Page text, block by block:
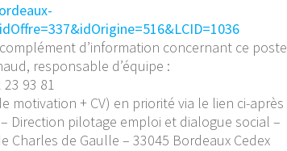
d’information concernant ce poste
responsable d’équipe :
23 93 81
motivation + CV) en priorité via le lien ci-après
Direction pilotage emploi et dialogue social –
de Gaulle – 33045 Bordeaux Cedex